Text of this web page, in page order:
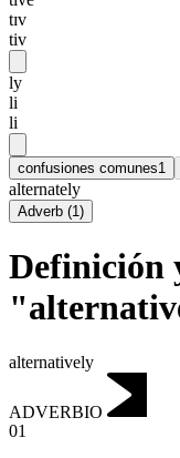
tɪv
tiv
ly
li
li
confusiones comunes1
alternately
Adverb (1)
Definición
alternatively
ADVERBIO
01